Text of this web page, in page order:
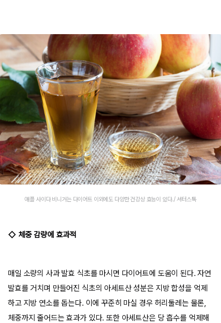
애플 사이다 비니거는 다이어트 이외에도 다양한 건강상 효능이 있다./ 셔터스톡
◇ 체중 감량에 효과적
매일 소량의 사과 발효 식초를 마시면 다이어트에 도움이 된다. 자연
발효를 거치며 만들어진 식초의 아세트산 성분은 지방 합성을 억제
하고 지방 연소를 돕는다. 이에 꾸준히 마실 경우 허리둘레는 물론,
체중까지 줄어드는 효과가 있다. 또한 아세트산은 당 흡수를 억제해